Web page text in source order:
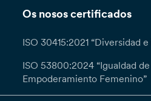
Os nosos certificados
ISO 30415:2021 “Diversidad
ISO 53800:2024 “Igualdad
Empoderamiento Femenino”